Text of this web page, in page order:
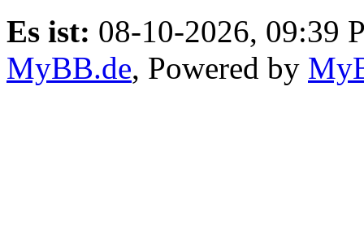
Es ist: 08-10-2026, 09:39
MyBB.de, Powered by